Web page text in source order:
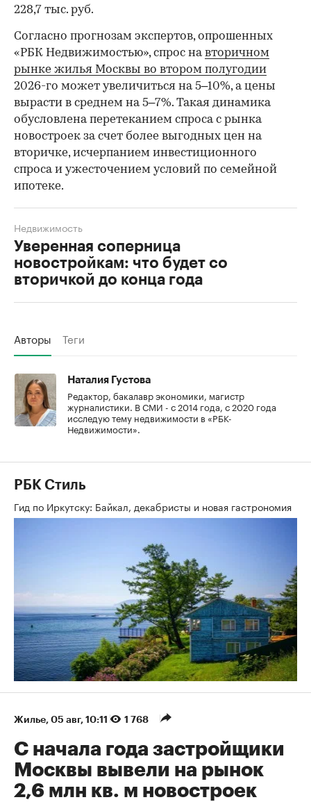
00:00
228,7 тыс. руб.
Согласно прогнозам экспертов, опрошенных
«РБК Недвижимостью», спрос навторичном
рынке жилья Москвы во втором полугодии
2026-го может увеличиться на 5–10%, а цены
вырасти в среднем на 5–7%. Такая динамика
обусловлена перетеканием спроса с рынка
новостроек за счет более выгодных цен на
вторичке, исчерпанием инвестиционного
спроса и ужесточением условий по семейной
ипотеке.
Уверенная соперница
новостройкам: что будет со
вторичкой до конца года
Недвижимость
Авторы Теги
Наталия Густова
Редактор, бакалавр экономики, магистр
журналистики. В СМИ - с 2014 года, с 2020 года
исследую тему недвижимости в «РБК-
Недвижимости».
РБК Стиль
Гид по Иркутску: Байкал, декабристы и новая гастрономия
Жилье⁠, 05 авг, 10:11 1 768
С начала года застройщики
Москвы вывели на рынок
2,6 млн кв. м новостроек